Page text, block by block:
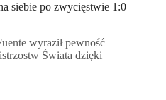
siebie po zwycięstwie 1:0
wyraził pewność
Świata dzięki